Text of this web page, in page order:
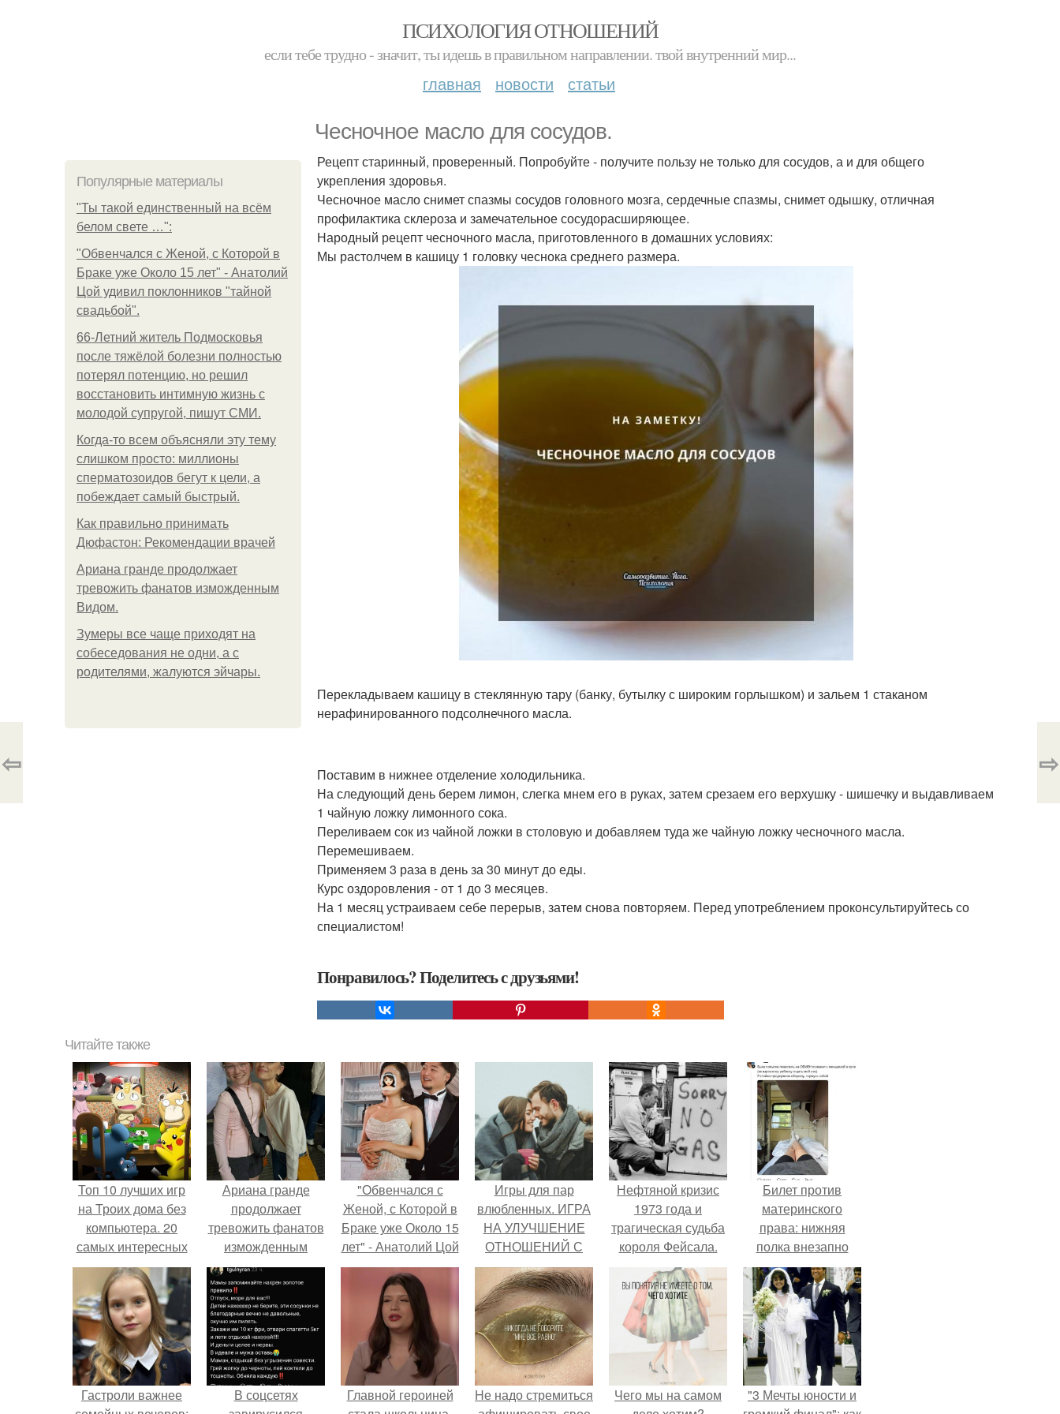
ПСИХОЛОГИЯ ОТНОШЕНИЙ
если тебе трудно - значит, ты идешь в правильном направлении. твой внутренний мир...
главная новости статьи
Чесночное масло для сосудов.
Популярные материалы
"Ты такой единственный на всём
белом свете …":
"Обвенчался с Женой, с Которой в
Браке уже Около 15 лет" - Анатолий
Цой удивил поклонников "тайной
свадьбой".
66-Летний житель Подмосковья
после тяжёлой болезни полностью
потерял потенцию, но решил
восстановить интимную жизнь с
молодой супругой, пишут СМИ.
Когда-то всем объясняли эту тему
слишком просто: миллионы
сперматозоидов бегут к цели, а
побеждает самый быстрый.
Как правильно принимать
Дюфастон: Рекомендации врачей
Ариана гранде продолжает
тревожить фанатов изможденным
Видом.
Зумеры все чаще приходят на
собеседования не одни, а с
родителями, жалуются эйчары.
Рецепт старинный, проверенный. Попробуйте - получите пользу не только для сосудов, а и для общего
укрепления здоровья.
Чесночное масло снимет спазмы сосудов головного мозга, сердечные спазмы, снимет одышку, отличная
профилактика склероза и замечательное сосудорасширяющее.
Народный рецепт чесночного масла, приготовленного в домашних условиях:
Мы растолчем в кашицу 1 головку чеснока среднего размера.
Перекладываем кашицу в стеклянную тару (банку, бутылку с широким горлышком) и зальем 1 стаканом
нерафинированного подсолнечного масла.
Поставим в нижнее отделение холодильника.
На следующий день берем лимон, слегка мнем его в руках, затем срезаем его верхушку - шишечку и выдавливаем
1 чайную ложку лимонного сока.
Переливаем сок из чайной ложки в столовую и добавляем туда же чайную ложку чесночного масла.
Перемешиваем.
Применяем 3 раза в день за 30 минут до еды.
Курс оздоровления - от 1 до 3 месяцев.
На 1 месяц устраиваем себе перерыв, затем снова повторяем. Перед употреблением проконсультируйтесь со
специалистом!
Понравилось? Поделитесь с друзьями!
⇦ ⇨
Читайте также
Топ 10 лучших игр
на Троих дома без
компьютера. 20
самых интересных
игр для компании
Ариана гранде
продолжает
тревожить фанатов
изможденным
Видом.
"Обвенчался с
Женой, с Которой в
Браке уже Около 15
лет" - Анатолий Цой
удивил
поклонников
"тайной свадьбой".
Игры для пар
влюбленных. ИГРА
НА УЛУЧШЕНИЕ
ОТНОШЕНИЙ С
ЛЮБИМЫМ
Нефтяной кризис
1973 года и
трагическая судьба
короля Фейсала.
Билет против
материнского
права: нижняя
полка внезапно
нашла законного
владельца.
Гастроли важнее
В соцсетях
Главной героиней
Hе надо стремиться
Чего мы на самом
"3 Мечты юности и